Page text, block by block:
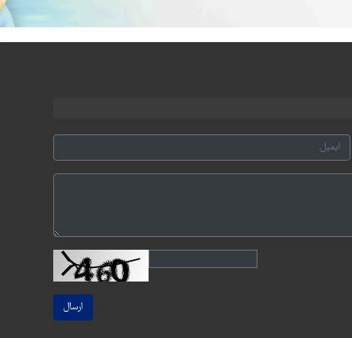
ارسال